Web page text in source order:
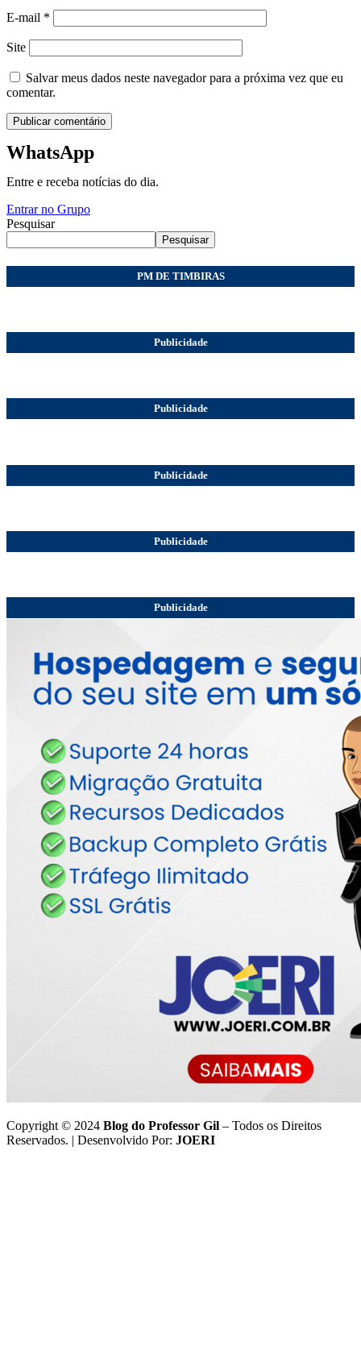
E-mail *
Site
Salvar meus dados neste navegador para a próxima vez que eu
comentar.
WhatsApp
Entre e receba notícias do dia.
Entrar no Grupo
Pesquisar
Pesquisar
PM DE TIMBIRAS
Publicidade
Publicidade
Publicidade
Publicidade
Publicidade
Copyright © 2024 Blog do Professor Gil – Todos os Direitos
Reservados. | Desenvolvido Por: JOERI